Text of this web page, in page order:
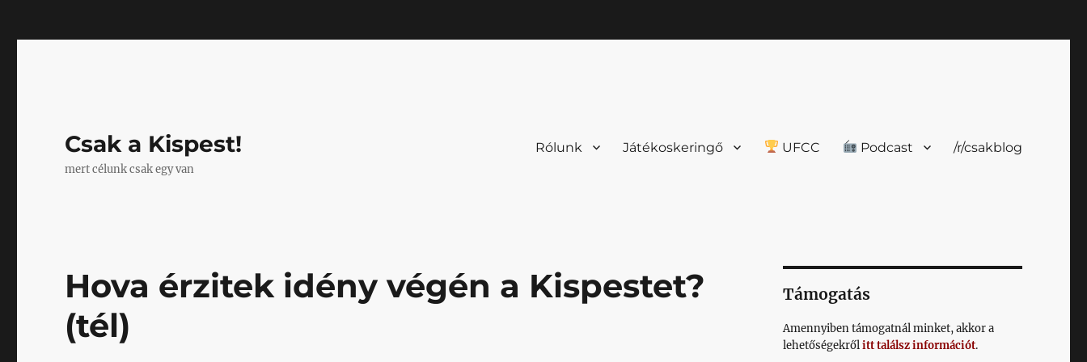
Csak a Kispest!
mert célunk csak egy van
Rólunk Játékoskeringő UFCC Podcast /r/csakblog
Hova érzitek idény végén a Kispestet?
(tél)
Támogatás
Amennyiben támogatnál minket, akkor a
lehetőségekrőlitt találsz információt.